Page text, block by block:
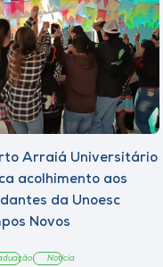
Arraiá Universitário
acolhimento aos
da Unoesc
Novos
Notícia